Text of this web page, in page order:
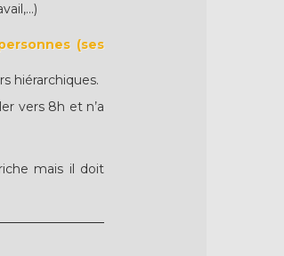
(ses
hiérarchiques.
vers 8h et n’a
mais il doit